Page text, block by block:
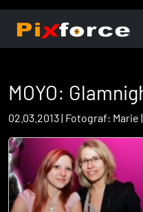
MOYO:
02.03.2013 | Fotograf: Marie